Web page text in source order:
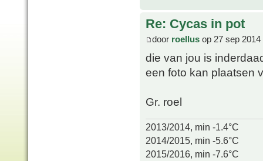
Re: Cycas in pot
door roellus op 27 sep 2014
die van jou is
een foto kan plaatsen
Gr. roel
2013/2014, min -1.4°C
2014/2015, min -5.6°C
2015/2016, min -7.6°C